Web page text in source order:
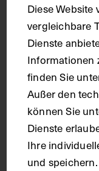
Kopf-Hals-
FELICE FONTANA
Diese Website
vergleichbare
Dienste
Informationen
finden Sie
Außer den
können Sie
Dienste
Ihre
und speichern.